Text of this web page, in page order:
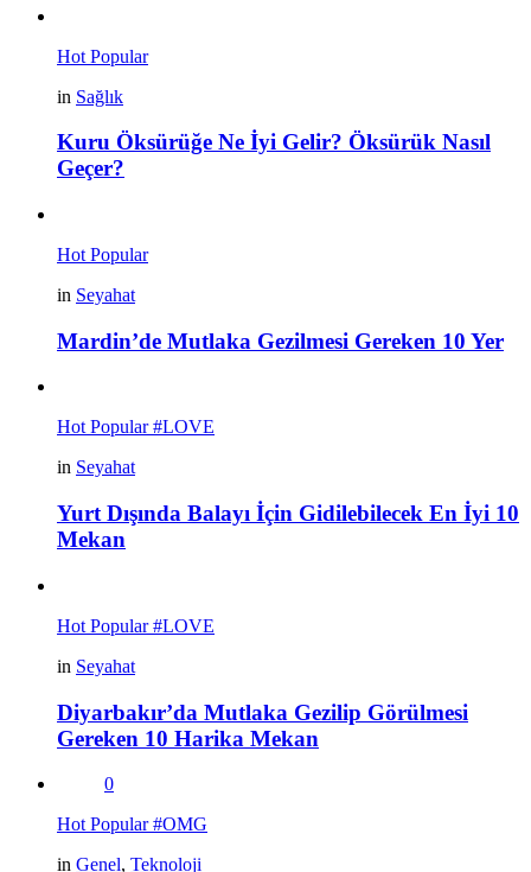
Hot Popular
in Sağlık
Kuru Öksürüğe Ne İyi Gelir? Öksürük Nasıl
Geçer?
Hot Popular
in Seyahat
Mardin’de Mutlaka Gezilmesi Gereken 10 Yer
HotPopular#LOVE
in Seyahat
Yurt Dışında Balayı İçin Gidilebilecek En İyi 10
Mekan
Hot Popular#LOVE
in Seyahat
Diyarbakır’da Mutlaka Gezilip Görülmesi
Gereken 10 Harika Mekan
0
Hot Popular#OMG
in Genel, Teknoloji